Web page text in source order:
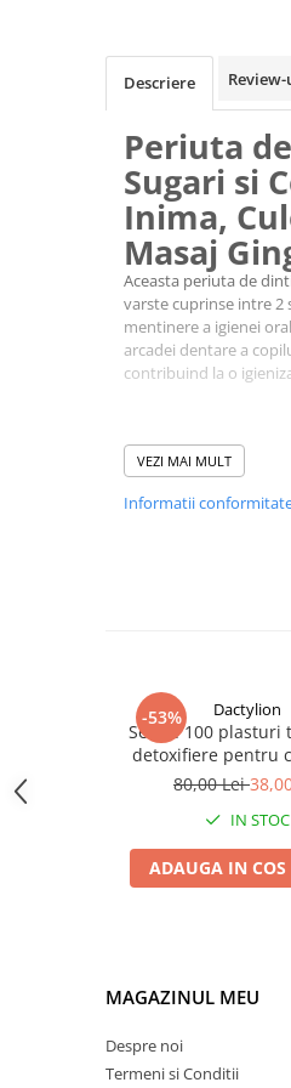
Descriere
Periuta
Sugari si
Inima,
Masaj
Aceasta periuta de
varste cuprinse intre 2
mentinere a igienei
arcadei dentare a
contribuind la o
VEZI MAI MULT
Informatii
-53% Dactylion
Set de 100 plasturi
detoxifiere pentru
picioarelor
80,00 Lei
IN STOC
ADAUGA IN COS
MAGAZINUL MEU
Despre noi
Termeni si Conditii